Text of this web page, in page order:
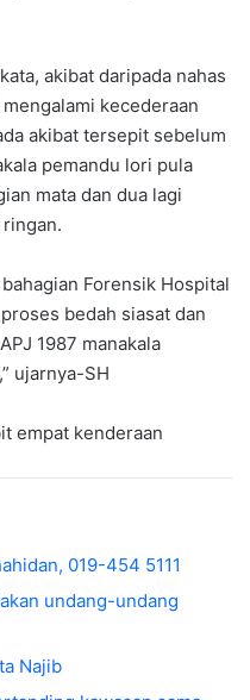
akibat daripada nahas
kecederaan
akibat tersepit sebelum
pemandu lori pula
mata dan dua lagi
Forensik Hospital
bedah siasat dan
1987 manakala
ujarnya-SH
empat kenderaan
019-454 5111
undang-undang
Najib